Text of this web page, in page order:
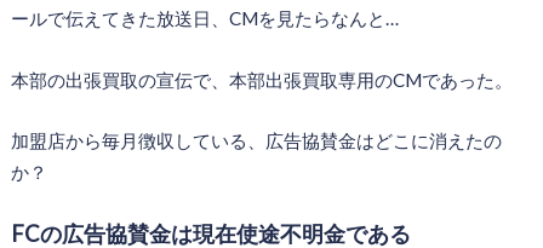
ールで伝えてきた放送日、CMを見たらなんと…
本部の出張買取の宣伝で、本部出張買取専用のCMであった。
加盟店から毎月徴収している、広告協賛金はどこに消えたの
か？
FCの広告協賛金は現在使途不明金である